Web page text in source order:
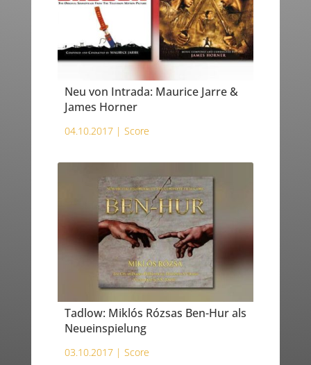
Neu von Intrada: Maurice Jarre &
James Horner
04.10.2017 | Score
Tadlow: Miklós Rózsas Ben-Hur als
Neueinspielung
03.10.2017 | Score